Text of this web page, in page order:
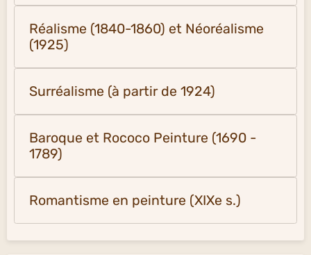
Réalisme (1840-1860) et Néoréalisme
(1925)
Surréalisme (à partir de 1924)
Baroque et Rococo Peinture (1690 -
1789)
Romantisme en peinture (XIXe s.)